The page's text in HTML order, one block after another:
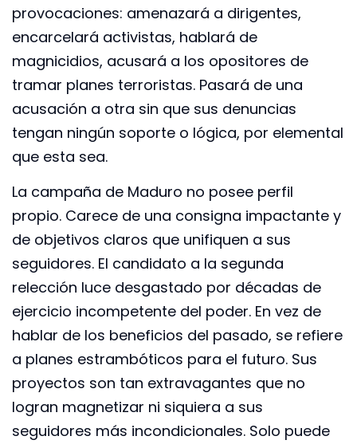
provocaciones: amenazará a dirigentes,
encarcelará activistas, hablará de
magnicidios, acusará a los opositores de
tramar planes terroristas. Pasará de una
acusación a otra sin que sus denuncias
tengan ningún soporte o lógica, por elemental
que esta sea.
La campaña de Maduro no posee perfil
propio. Carece de una consigna impactante y
de objetivos claros que unifiquen a sus
seguidores. El candidato a la segunda
relección luce desgastado por décadas de
ejercicio incompetente del poder. En vez de
hablar de los beneficios del pasado, se refiere
a planes estrambóticos para el futuro. Sus
proyectos son tan extravagantes que no
logran magnetizar ni siquiera a sus
seguidores más incondicionales. Solo puede